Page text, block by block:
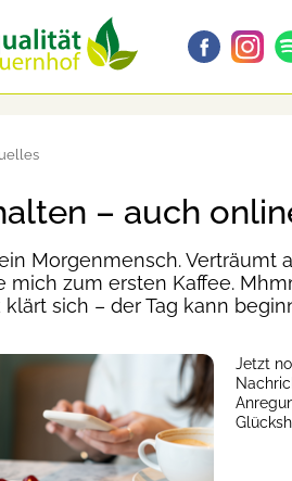
– auch
Morgenmensch.
mich zum ersten Kaffee.
sich – der Tag kann
Jetzt